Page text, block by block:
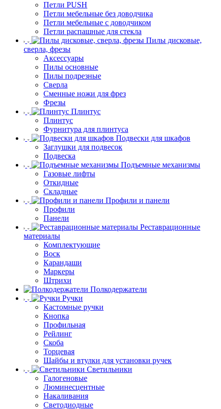
Петли PUSH
Петли мебельные без доводчика
Петли мебельные с доводчиком
Петли распашные для стекла
Пилы дисковые,
сверла, фрезы
Аксессуары
Пилы основные
Пилы подрезные
Сверла
Сменные ножи для фрез
Фрезы
Плинтус
Плинтус
Фурнитура для плинтуса
Подвески для шкафов
Заглушки для подвесок
Подвеска
Подъемные механизмы
Газовые лифты
Откидные
Складные
Профили и панели
Профили
Панели
Реставрационные
материалы
Комплектующие
Воск
Карандаши
Маркеры
Штрихи
Полкодержатели
Ручки
Кастомные ручки
Кнопка
Профильная
Рейлинг
Скоба
Торцевая
Шайбы и втулки для установки ручек
Светильники
Галогеновые
Люминесцентные
Накаливания
Светодиодные